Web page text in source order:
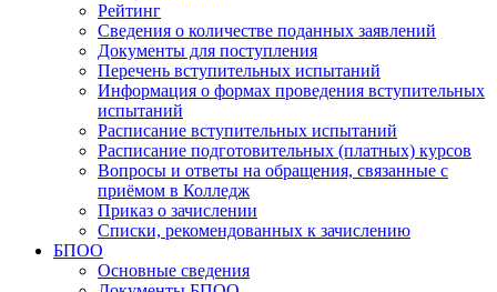
Рейтинг
Сведения о количестве поданных заявлений
Документы для поступления
Перечень вступительных испытаний
Информация о формах проведения вступительных
испытаний
Расписание вступительных испытаний
Расписание подготовительных (платных) курсов
Вопросы и ответы на обращения, связанные с
приёмом в Колледж
Приказ о зачислении
Списки, рекомендованных к зачислению
БПОО
Основные сведения